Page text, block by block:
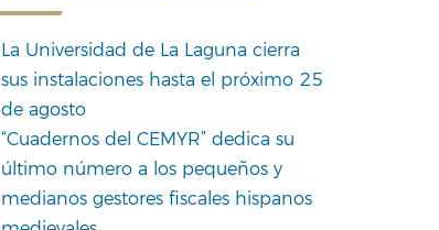
La Universidad de La Laguna cierra
sus instalaciones hasta el próximo 25
de agosto
“Cuadernos del CEMYR” dedica su
último número a los pequeños y
medianos gestores fiscales hispanos